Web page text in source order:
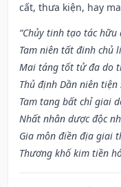
cất, thưa kiện, hay
“Chủy tinh tạo tác hữu
Tam niên tất đinh chủ
Mai táng tốt tử đa do
Thủ định Dần niên tiện
Tam tang bất chỉ giai
Nhất nhân dược độc
Gia môn điền địa giai
Thương khố kim tiền